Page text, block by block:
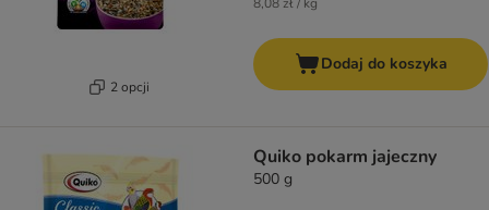
2 opcji
Dodaj do koszyka
Quiko pokarm jajeczny
500 g